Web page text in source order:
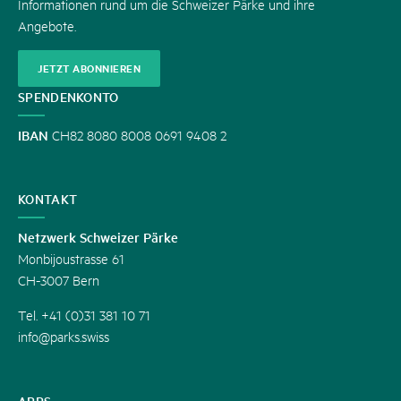
Informationen rund um die Schweizer Pärke und ihre
Angebote.
JETZT ABONNIEREN
SPENDENKONTO
IBAN CH82 8080 8008 0691 9408 2
KONTAKT
Netzwerk Schweizer Pärke
Monbijoustrasse 61
CH-3007 Bern
Tel. +41 (0)31 381 10 71
info@parks.swiss